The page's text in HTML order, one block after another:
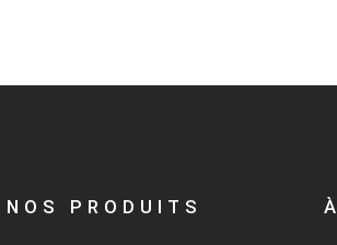
NOS PRODUITS